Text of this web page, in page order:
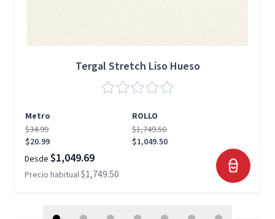
Tergal Stretch Liso Hueso
Metro
ROLLO
$34.99
$20.99
$1,749.50
$1,049.50
Desde $1,049.69
Precio habitual$1,749.50